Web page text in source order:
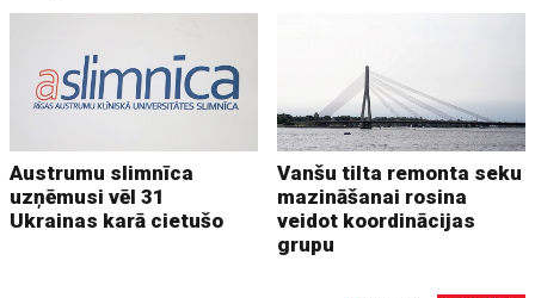
Austrumu slimnīca
uzņēmusi vēl 31
Ukrainas karā cietušo
Vanšu tilta remonta seku
mazināšanai rosina
veidot koordinācijas
grupu